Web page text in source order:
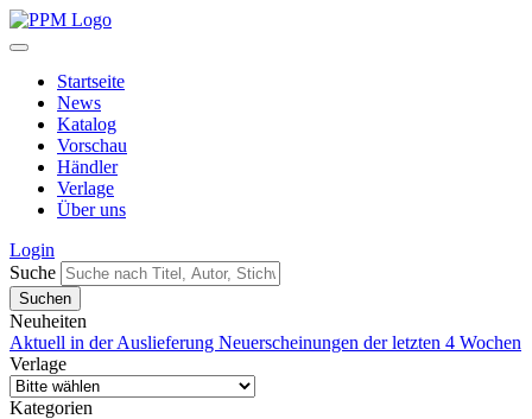
Startseite
News
Katalog
Vorschau
Händler
Verlage
Über uns
Login
Suche
Neuheiten
Aktuell in der Auslieferung Neuerscheinungen der letzten 4 Wochen
Verlage
Kategorien